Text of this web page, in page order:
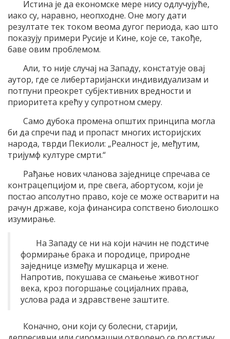
Истина је да економске мере нису одлучујуће,
иако су, наравно, неопходне. Оне могу дати
резултате тек током веома дугог периода, као што
показују примери Русије и Кине, које се, такође,
баве овим проблемом.
Али, то није случај на Западу, констатује овај
аутор, где се либертаријански индивидуализам и
потпуни преокрет субјективних вредности и
приоритета крећу у супротном смеру.
Само дубока промена општих принципа могла
би да спречи пад и пропаст многих историјских
народа, тврди Пекиоли: „Реалност је, међутим,
тријумф културе смрти.“
Рађање нових чланова заједнице спречава се
контрацепцијом и, пре свега, абортусом, који је
постао апсолутно право, које се може остварити на
рачун државе, која финансира сопствено биолошко
изумирање.
На Западу се ни на који начин не подстиче
формирање брака и породице, природне
заједнице између мушкарца и жене.
Напротив, покушава се смањење животног
века, кроз погоршање социјалних права,
услова рада и здравствене заштите.
Коначно, они који су болесни, старији,